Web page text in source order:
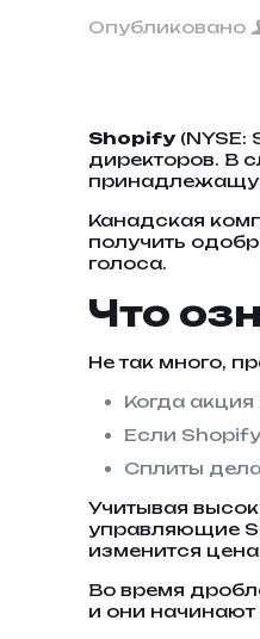
Опубликовано
Shopify(NYSE:
директоров. В
Канадская
получить
голоса.
Что
Не так много,
Когда
Если
Сплиты
Учитывая
управляющие
изменится
Во время
и они начинают